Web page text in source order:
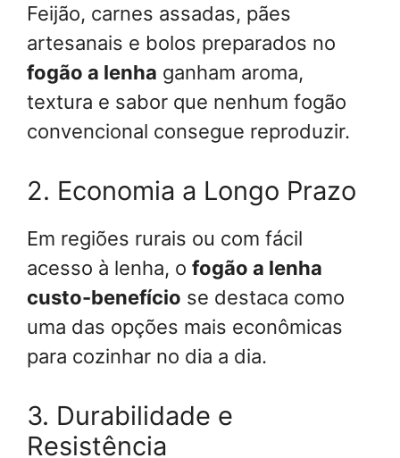
Feijão, carnes assadas, pães
artesanais e bolos preparados no
fogão a lenha ganham aroma,
textura e sabor que nenhum fogão
convencional consegue reproduzir.
2. Economia a Longo Prazo
Em regiões rurais ou com fácil
acesso à lenha, o fogão a lenha
custo-benefício se destaca como
uma das opções mais econômicas
para cozinhar no dia a dia.
3. Durabilidade e
Resistência